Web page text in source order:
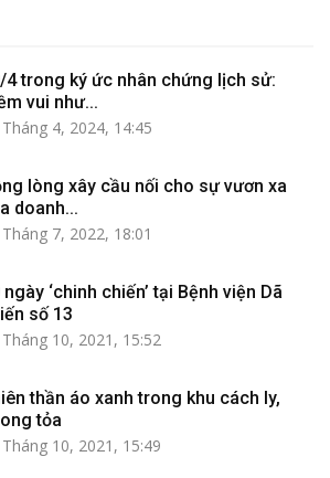
4 trong ký ức nhân chứng lịch sử:
vui như...
4, 2024, 14:45
lòng xây cầu nối cho sự vươn xa
doanh...
7, 2022, 18:01
ngày ‘chinh chiến’ tại Bệnh viện Dã
số 13
10, 2021, 15:52
thần áo xanh trong khu cách ly,
tỏa
10, 2021, 15:49